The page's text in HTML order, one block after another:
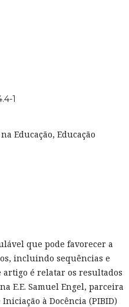
1
Educação, Educação
que pode favorecer a
incluindo sequências e
artigo é relatar os resultados
E.E. Samuel Engel, parceira
à Docência (PIBID)